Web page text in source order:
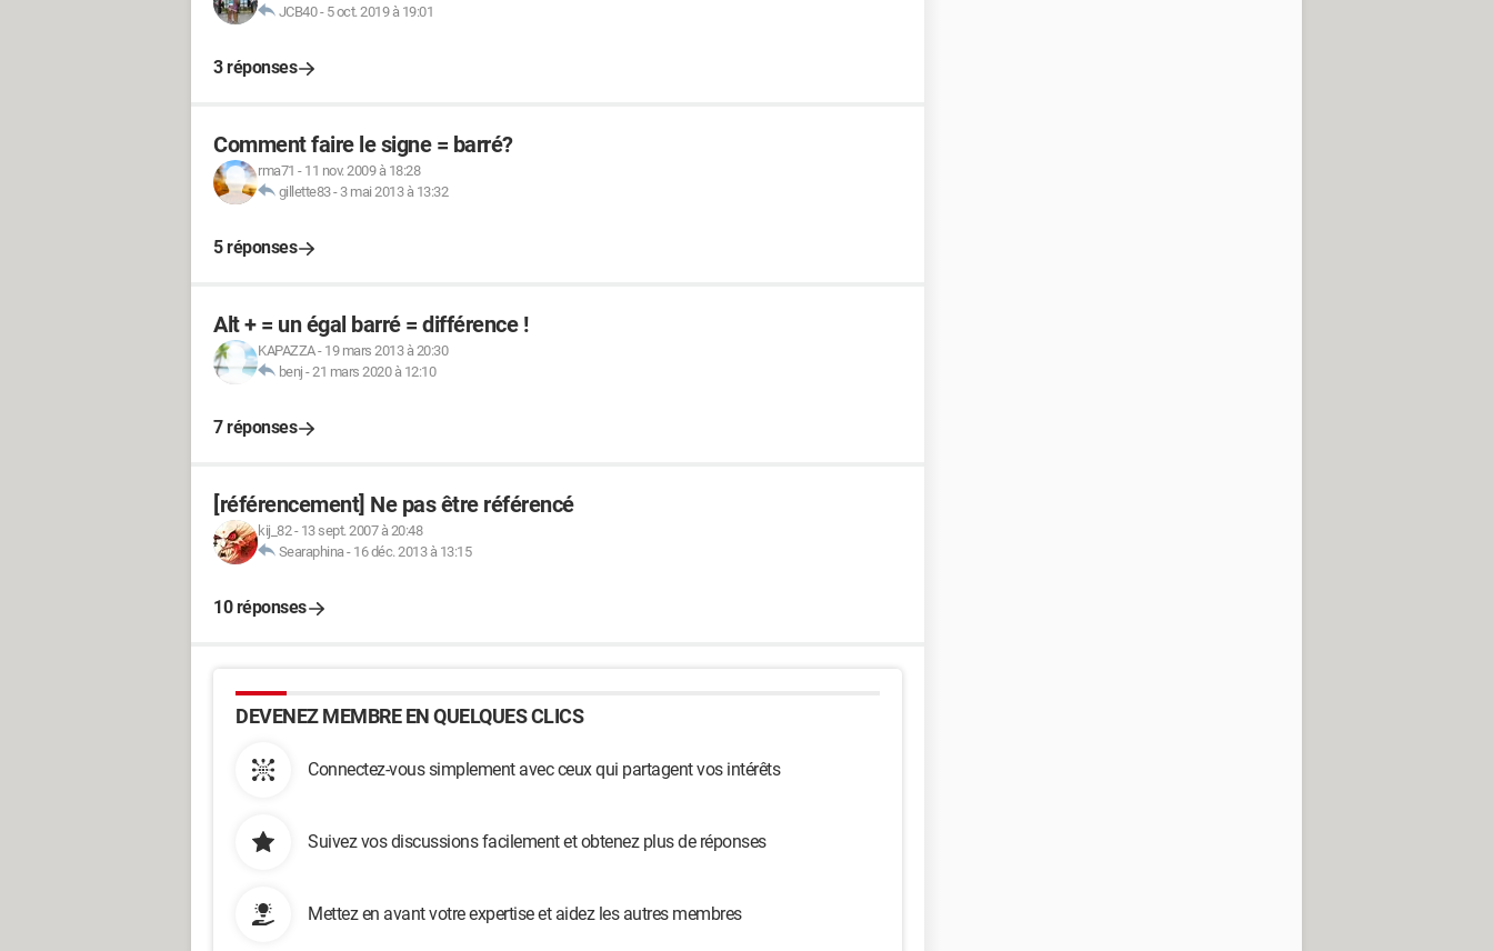
JCB40- 5 oct. 2019 à 19:01
3 réponses
Comment faire le signe = barré?
rma71 - 11 nov. 2009 à 18:28
gillette83- 3 mai 2013 à 13:32
5 réponses
Alt + = un égal barré = différence !
KAPAZZA- 19 mars 2013 à 20:30
benj -21 mars 2020 à 12:10
7 réponses
[référencement] Ne pas être référencé
kij_82- 13 sept. 2007 à 20:48
Searaphina- 16 déc. 2013 à 13:15
10 réponses
DEVENEZ MEMBRE EN QUELQUES CLICS
Connectez-vous simplement avec ceux qui partagent vos intérêts
Suivez vos discussions facilement et obtenez plus de réponses
Mettez en avant votre expertise et aidez les autres membres